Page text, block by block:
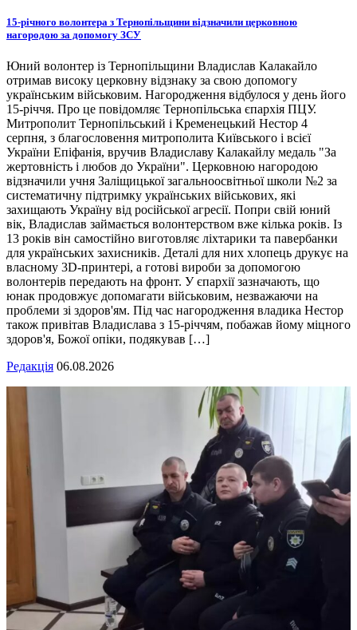
15-річного волонтера з Тернопільщини відзначили церковною
нагородою за допомогу ЗСУ
Юний волонтер із Тернопільщини Владислав Калакайло
отримав високу церковну відзнаку за свою допомогу
українським військовим. Нагородження відбулося у день його
15-річчя. Про це повідомляє Тернопільська єпархія ПЦУ.
Митрополит Тернопільський і Кременецький Нестор 4
серпня, з благословення митрополита Київського і всієї
України Епіфанія, вручив Владиславу Калакайлу медаль "За
жертовність і любов до України". Церковною нагородою
відзначили учня Заліщицької загальноосвітньої школи №2 за
систематичну підтримку українських військових, які
захищають Україну від російської агресії. Попри свій юний
вік, Владислав займається волонтерством вже кілька років. Із
13 років він самостійно виготовляє ліхтарики та павербанки
для українських захисників. Деталі для них хлопець друкує на
власному 3D-принтері, а готові вироби за допомогою
волонтерів передають на фронт. У єпархії зазначають, що
юнак продовжує допомагати військовим, незважаючи на
проблеми зі здоров'ям. Під час нагородження владика Нестор
також привітав Владислава з 15-річчям, побажав йому міцного
здоров'я, Божої опіки, подякував […]
Редакція 06.08.2026